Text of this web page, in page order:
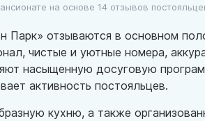
на основе 14 отзывов
Парк» отзываются в основном
чистые и уютные номера,
насыщенную досуговую
активность постояльцев.
кухню, а также